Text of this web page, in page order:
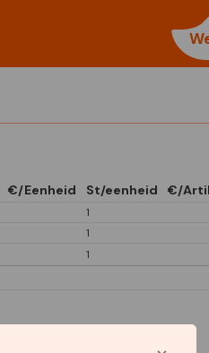
€/Eenheid St/eenheid €/
1
1
1